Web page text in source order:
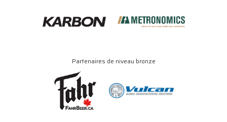
Partenaires de niveau bronze